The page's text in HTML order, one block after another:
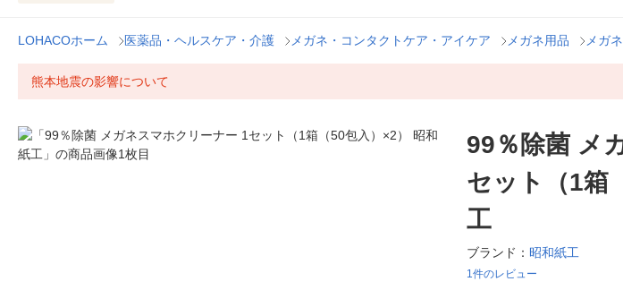
LOHACOホーム 医薬品・ヘルスケア・介護 メガネ・コンタクトケア・アイケア メガネ用品 メガ
熊本地震の影響について
99％除菌 メ
セット（1箱
工
ブランド： 昭和紙工
1件のレビュー